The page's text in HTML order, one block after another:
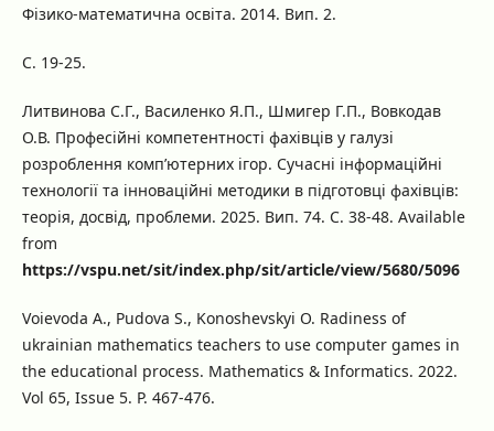
Фізико-математична освіта. 2014. Вип. 2.
С. 19-25.
Литвинова С.Г., Василенко Я.П., Шмигер Г.П., Вовкодав
О.В. Професійні компетентності фахівців у галузі
розроблення комп’ютерних ігор. Сучасні інформаційні
технології та інноваційні методики в підготовці фахівців:
теорія, досвід, проблеми. 2025. Вип. 74. С. 38-48. Available
from
https://vspu.net/sit/index.php/sit/article/view/5680/5096
Voievoda A., Pudova S., Konoshevskyi O. Radiness of
ukrainian mathematics teachers to use computer games in
the educational process. Mathematics & Informatics. 2022.
Vol 65, Issue 5. P. 467-476.